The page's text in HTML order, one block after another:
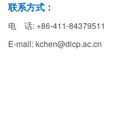
联系方式：
电 话: +86-411-84379511
E-mail: kchen@dicp.ac.cn